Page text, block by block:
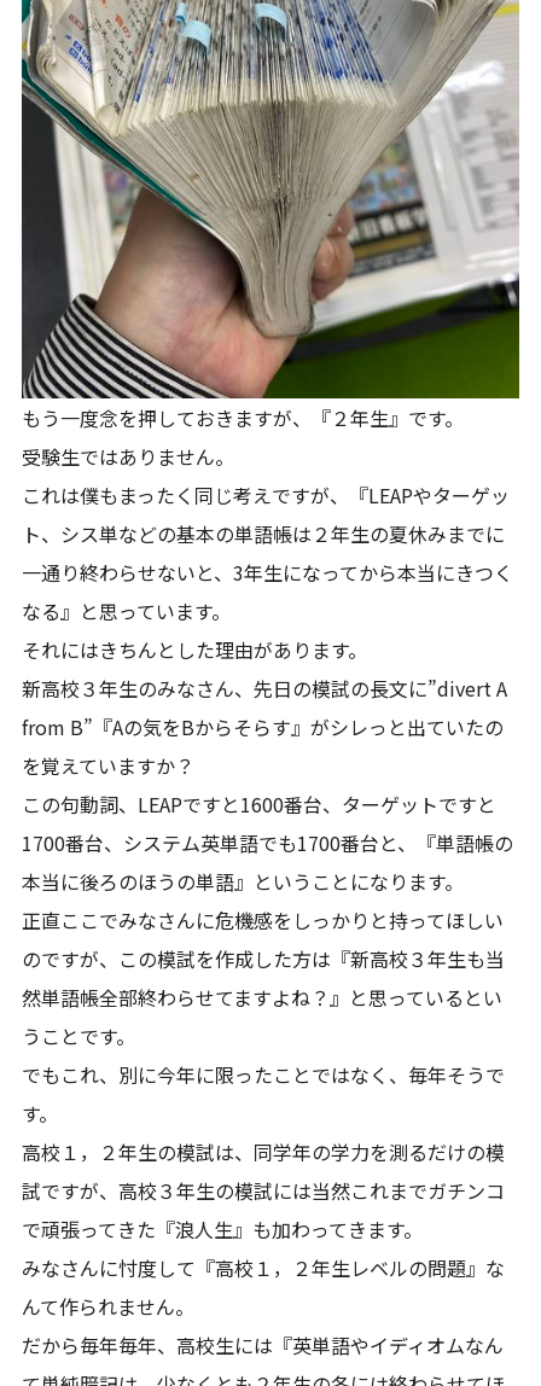
もう一度念を押しておきますが、『２年生』です。
受験生ではありません。
これは僕もまったく同じ考えですが、『LEAPやターゲッ
ト、シス単などの基本の単語帳は２年生の夏休みまでに
一通り終わらせないと、3年生になってから本当にきつく
なる』と思っています。
それにはきちんとした理由があります。
新高校３年生のみなさん、先日の模試の長文に”divert A
from B”『Aの気をBからそらす』がシレっと出ていたの
を覚えていますか？
この句動詞、LEAPですと1600番台、ターゲットですと
1700番台、システム英単語でも1700番台と、『単語帳の
本当に後ろのほうの単語』ということになります。
正直ここでみなさんに危機感をしっかりと持ってほしい
のですが、この模試を作成した方は『新高校３年生も当
然単語帳全部終わらせてますよね？』と思っているとい
うことです。
でもこれ、別に今年に限ったことではなく、毎年そうで
す。
高校１，２年生の模試は、同学年の学力を測るだけの模
試ですが、高校３年生の模試には当然これまでガチンコ
で頑張ってきた『浪人生』も加わってきます。
みなさんに忖度して『高校１，２年生レベルの問題』な
んて作られません。
だから毎年毎年、高校生には『英単語やイディオムなん